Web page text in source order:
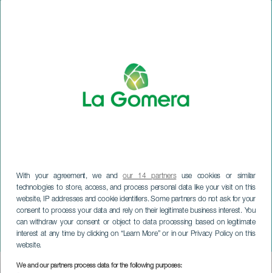
With your agreement, we andour 14 partnersuse cookies or similar
technologies to store, access, and process personal data like your visit on this
website, IP addresses and cookie identifiers. Some partners do not ask for your
consent to process your data and rely on their legitimate business interest. You
can withdraw your consent or object to data processing based on legitimate
interest at any time by clicking on “Learn More” or in our Privacy Policy on this
website.
We and our partners process data for the following purposes:
Konferens om arkeologi
och hantverk i
Vallehermoso
LA GOMERA
Imagen